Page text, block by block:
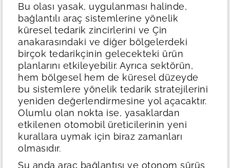
Bu olası yasak, uygulanması halinde,
bağlantılı araç sistemlerine yönelik
küresel tedarik zincirlerini ve Çin
anakarasındaki ve diğer bölgelerdeki
birçok tedarikçinin gelecekteki ürün
planlarını etkileyebilir. Ayrıca sektörün,
hem bölgesel hem de küresel düzeyde
bu sistemlere yönelik tedarik stratejilerini
yeniden değerlendirmesine yol açacaktır.
Olumlu olan nokta ise, yasaklardan
etkilenen otomobil üreticilerinin yeni
kurallara uymak için biraz zamanları
olmasıdır.
Şu anda araç bağlantısı ve otonom sürüş